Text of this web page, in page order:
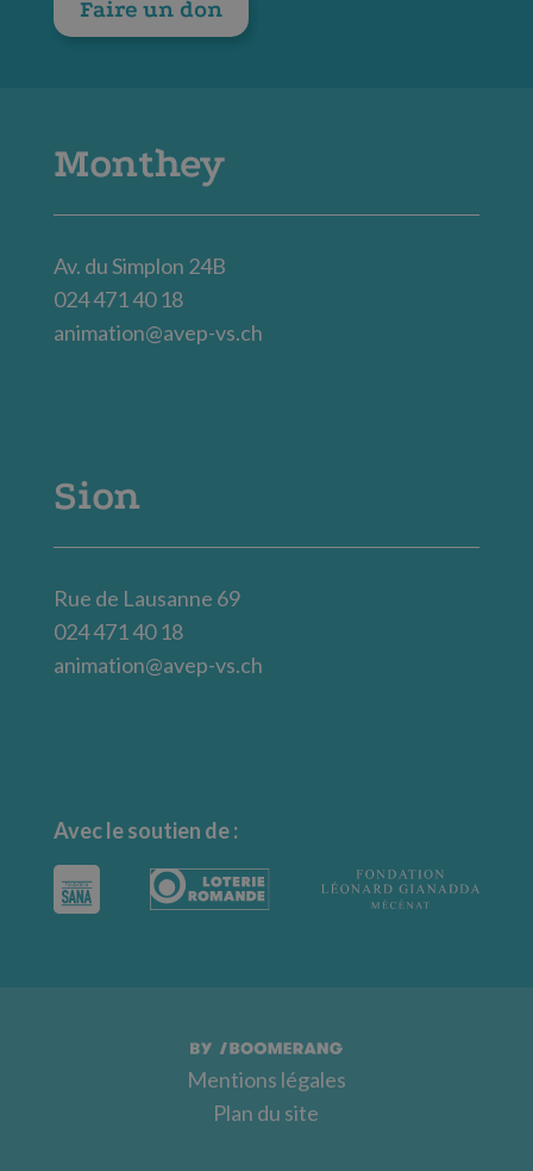
Faire un don
Monthey
Av. du Simplon 24B
024 471 40 18
animation@avep-vs.ch
Sion
Rue de Lausanne 69
024 471 40 18
animation@avep-vs.ch
Avec le soutien de :
Mentions légales
Plan du site